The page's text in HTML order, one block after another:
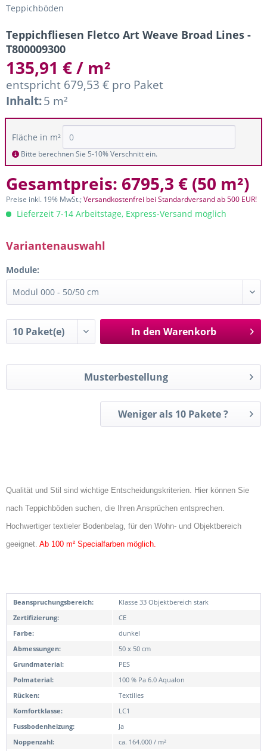
Teppichböden
Teppichfliesen Fletco Art Weave Broad Lines -
T800009300
135,91 € / m²
entspricht 679,53 € pro Paket
Inhalt:5 m²
Fläche in m²
Bitte berechnen Sie 5-10% Verschnitt ein.
Gesamtpreis: 6795,3 € (50 m²)
Preise inkl. 19% MwSt.;Versandkostenfrei bei Standardversand ab 500 EUR!
Lieferzeit 7-14 Arbeitstage, Express-Versand möglich
Variantenauswahl
Module:
In den Warenkorb
Musterbestellung
Weniger als 10 Pakete ?
Qualität und Stil sind wichtige Entscheidungskriterien. Hier können Sie
nach Teppichböden suchen, die Ihren Ansprüchen entsprechen.
Hochwertiger textieler Bodenbelag, für den Wohn- und Objektbereich
geeignet. Ab 100 m² Specialfarben möglich.
Beanspruchungsbereich:
Klasse 33 Objektbereich stark
Zertifizierung:
CE
Farbe:
dunkel
Abmessungen:
50 x 50 cm
Grundmaterial:
PES
Polmaterial:
100 % Pa 6.0 Aqualon
Rücken:
Textilies
Komfortklasse:
LC1
Fussbodenheizung:
Ja
Noppenzahl:
ca. 164.000 / m²